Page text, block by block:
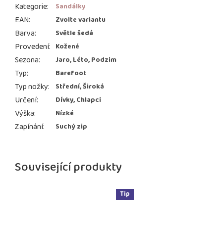
Související produkty
Tip
Kategorie: Sandálky
EAN: Zvolte variantu
Barva: Světle šedá
Provedení: Kožené
Sezona: Jaro, Léto, Podzim
Typ: Barefoot
Typ nožky: Střední, Široká
Určení: Dívky, Chlapci
Výška: Nízké
Zapínání: Suchý zip